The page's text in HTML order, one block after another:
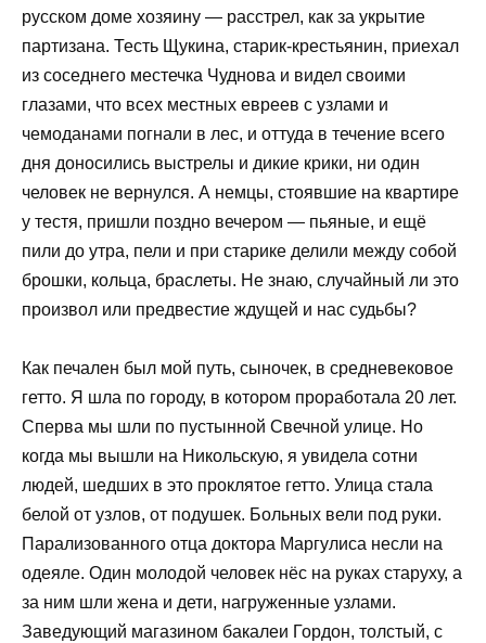
русском доме хозяину — расстрел, как за укрытие
партизана. Тесть Щукина, старик-крестьянин, приехал
из соседнего местечка Чуднова и видел своими
глазами, что всех местных евреев с узлами и
чемоданами погнали в лес, и оттуда в течение всего
дня доносились выстрелы и дикие крики, ни один
человек не вернулся. А немцы, стоявшие на квартире
у тестя, пришли поздно вечером — пьяные, и ещё
пили до утра, пели и при старике делили между собой
брошки, кольца, браслеты. Не знаю, случайный ли это
произвол или предвестие ждущей и нас судьбы?
Как печален был мой путь, сыночек, в средневековое
гетто. Я шла по городу, в котором проработала 20 лет.
Сперва мы шли по пустынной Свечной улице. Но
когда мы вышли на Никольскую, я увидела сотни
людей, шедших в это проклятое гетто. Улица стала
белой от узлов, от подушек. Больных вели под руки.
Парализованного отца доктора Маргулиса несли на
одеяле. Один молодой человек нёс на руках старуху, а
за ним шли жена и дети, нагруженные узлами.
Заведующий магазином бакалеи Гордон, толстый, с